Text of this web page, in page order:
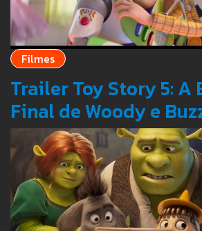
Filmes
Trailer Toy Story 5: A
Final de Woody e